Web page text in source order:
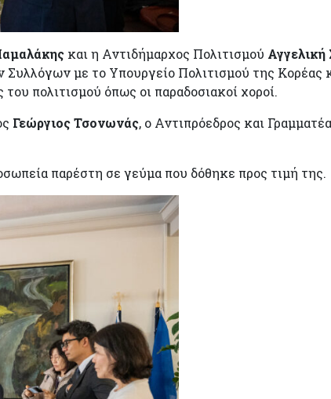
και η Αντιδήμαρχος Πολιτισμού
με το Υπουργείο Πολιτισμού της Κορέας
πολιτισμού όπως οι παραδοσιακοί χοροί.
Γεώργιος Τσονωνάς, ο Αντιπρόεδρος και
παρέστη σε γεύμα που δόθηκε προς τιμή της.